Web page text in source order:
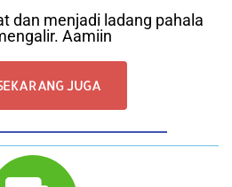
dan menjadi ladang pahala
Aamiin
JUGA